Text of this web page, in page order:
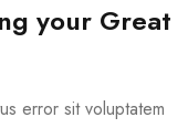
your Great
error sit voluptatem